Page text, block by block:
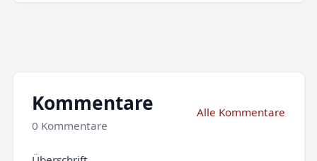
Kommentare
0 Kommentare
Alle Kommentare